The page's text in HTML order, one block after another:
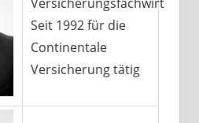
Seit 1992 für die
Continentale
Versicherung tätig